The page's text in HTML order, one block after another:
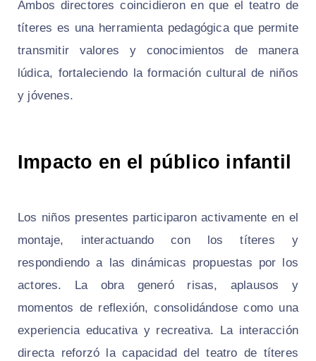
Ambos directores coincidieron en que el teatro de
títeres es una herramienta pedagógica que permite
transmitir valores y conocimientos de manera
lúdica, fortaleciendo la formación cultural de niños
y jóvenes.
Impacto en el público infantil
Los niños presentes participaron activamente en el
montaje, interactuando con los títeres y
respondiendo a las dinámicas propuestas por los
actores. La obra generó risas, aplausos y
momentos de reflexión, consolidándose como una
experiencia educativa y recreativa. La interacción
directa reforzó la capacidad del teatro de títeres